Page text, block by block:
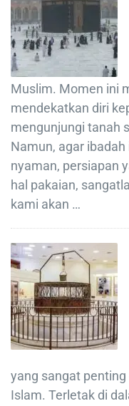
Muslim. Momen ini
mendekatkan diri
mengunjungi tanah
Namun, agar
nyaman, persiapan
hal pakaian,
kami akan …
yang sangat
Islam. Terletak di